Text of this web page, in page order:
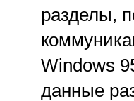
разделы,
Windows
данные